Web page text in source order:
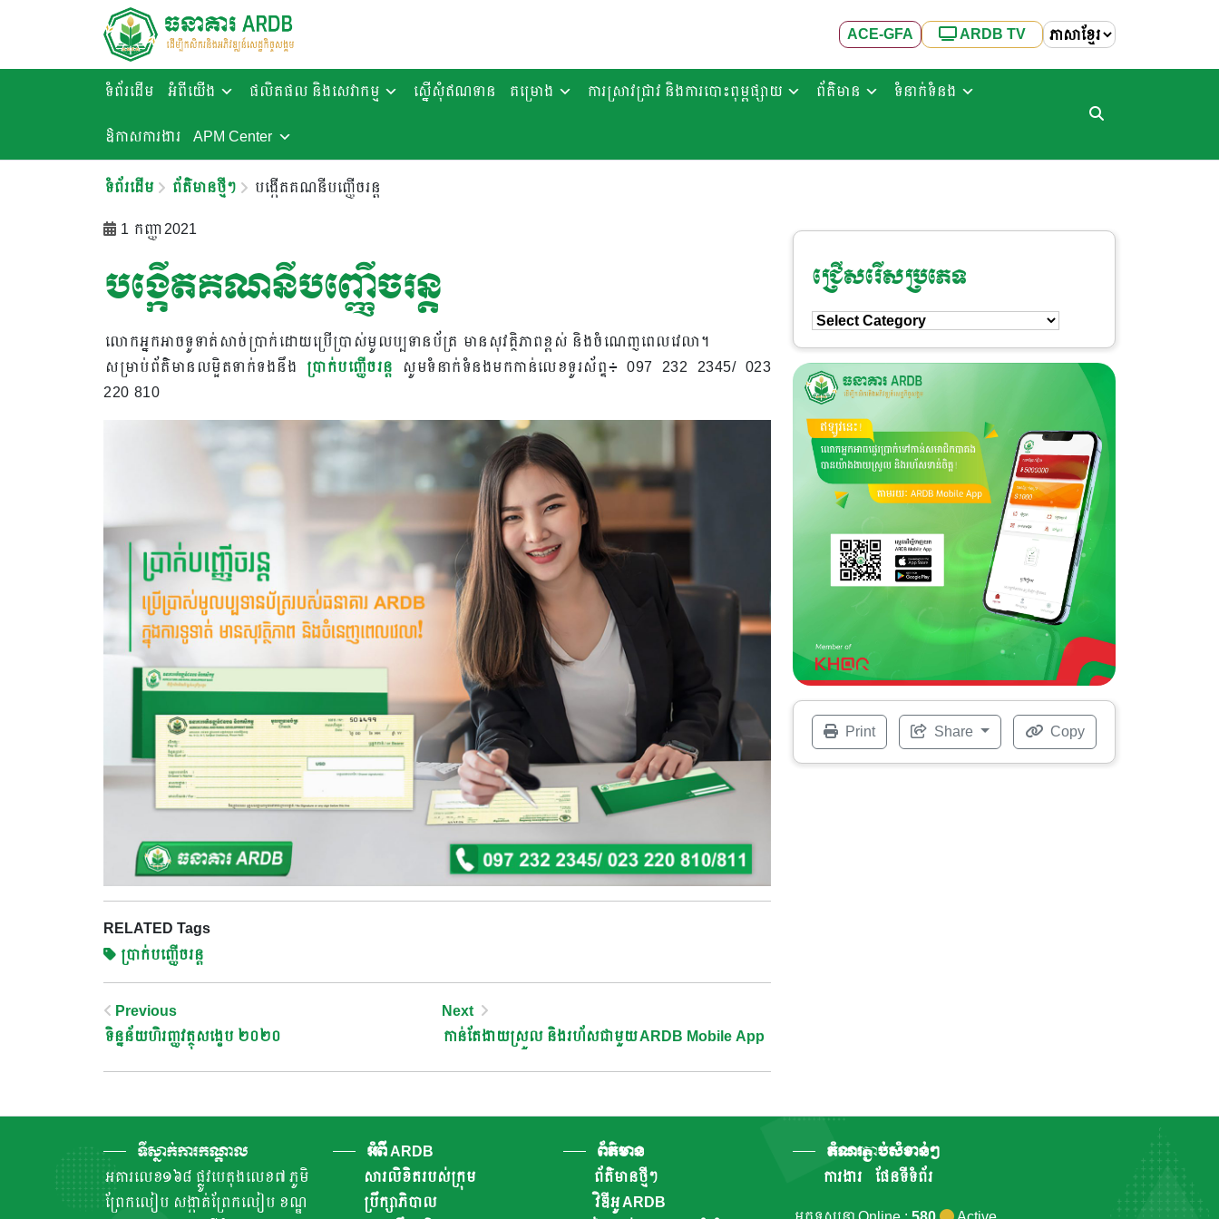
ACE-GFA ARDB TV
ទំព័រដើម អំពីយើង ផលិតផល និងសេវាកម្ម ស្នើសុំឥណទាន គម្រោង ការស្រាវជ្រាវ និងការបោះពុម្ពផ្សាយ ព័ត៌មាន ទំនាក់ទំនង
ឱកាសការងារ​ APM Center
ទំព័រដើម ព័ត៌មានថ្មីៗ បង្កើតគណនីបញ្ញើចរន្ត
1 កញ្ញា 2021
បង្កើតគណនីបញ្ញើចរន្ត
លោកអ្នកអាចទូទាត់សាច់ប្រាក់ដោយប្រើប្រាស់មូលប្បទានប័ត្រ មានសុវត្ថិភាពខ្ពស់ និងចំណេញពេលវេលា។
សម្រាប់ព័ត៌មានលម្អិត​​ទាក់ទងនឹង
ប្រាក់បញ្ញើចរន្តសូមទំនាក់ទំនងមកកាន់លេខទូរស័ព្ទ៖ 097 232 2345/ 023
220 810
RELATED Tags
ប្រាក់បញ្ញើចរន្ត
Post
Navigation
Previous
ទិន្នន័យហិរញ្ញវត្ថុសង្ខេប ២០២០
Next
កាន់តែងាយស្រួល និងរហ័សជាមួយ ARDB Mobile App
ជ្រើសរើសប្រភេទ
ជ្រើសរើស
ប្រភេទ
Print Share Copy
ទីស្នាក់ការកណ្តាល
អគារលេខ១៦៨ ផ្លូវបេតុងលេខ៧ ភូមិ
ព្រែកលៀប សង្កាត់ព្រែកលៀប ខណ្ឌ
អំពី ARDB
សារលិខិតរបស់ក្រុម
ប្រឹក្សាភិបាល
ព័ត៌មាន
ព័ត៌មានថ្មីៗ
វិឌីអូ ARDB
តំណរភ្ជាប់សំខាន់ៗ
ការងារ
ផែនទីទំព័រ